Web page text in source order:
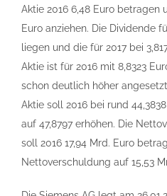
Aktie 2016 6,48 Euro betragen
Euro anziehen. Die Dividende
liegen und die für 2017 bei
Aktie ist für 2016 mit 8,8323
schon deutlich höher
Aktie soll 2016 bei rund
auf 47,8797 erhöhen. Die
soll 2016 17,94 Mrd. Euro
Nettoverschuldung auf 15,53